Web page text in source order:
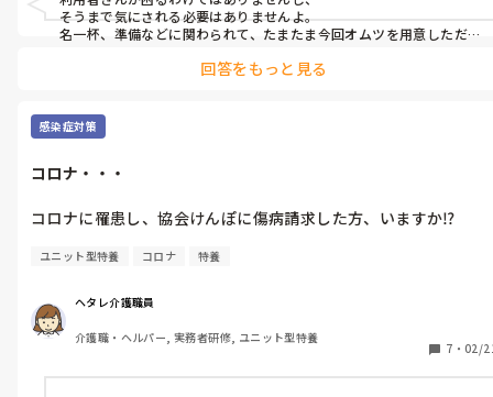
そうまで気にされる必要はありませんよ。
名一杯、準備などに関わられて、たまたま今回オムツを用意しただ
回答をもっと見る
感染症対策
コロナ・・・
コロナに罹患し、協会けんぽに傷病請求した方、いますか⁉️
ユニット型特養 コロナ 特養
ヘタレ介護職員
介護職・ヘルパー, 実務者研修, ユニット型特養
7 ・ 02/